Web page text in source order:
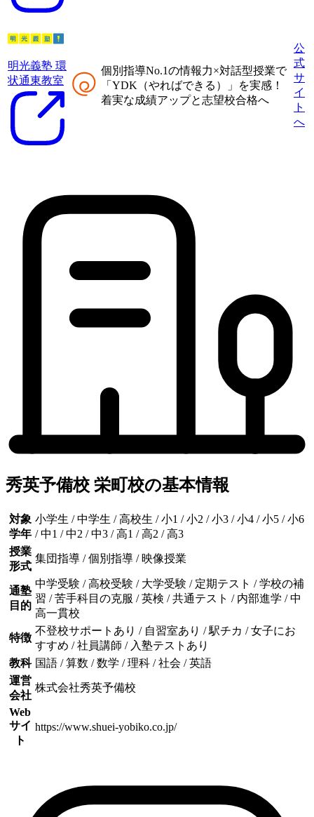
明光義塾 環
状通東教室
個別指導No.1の情報力×対話型授業で
「 YDK（やればできる）
」を実感！
着実な成績アップと志望校合格へ
公
式
サ
イ
ト
へ
秀英予備校 栄町校の基本情報
対象
学年
小学生 / 中学生 / 高校生 / 小1 / 小2 / 小3 / 小4 / 小5 / 小6
/ 中1 / 中2 / 中3 / 高1 / 高2 / 高3
授業
形式
集団指導 / 個別指導 / 映像授業
通塾
目的
中学受験 / 高校受験 / 大学受験 / 定期テスト / 学校の補
習 / 苦手科目の克服 / 英検 / 共通テスト / 内部進学 / 中
高一貫校
特徴
不登校サポートあり / 自習室あり / 駅チカ / 女子にお
すすめ / 社員講師 / 入塾テストあり
教科 国語 / 算数 / 数学 / 理科 / 社会 / 英語
運営
会社
株式会社秀英予備校
Web
サイ
ト
https://www.shuei-yobiko.co.jp/